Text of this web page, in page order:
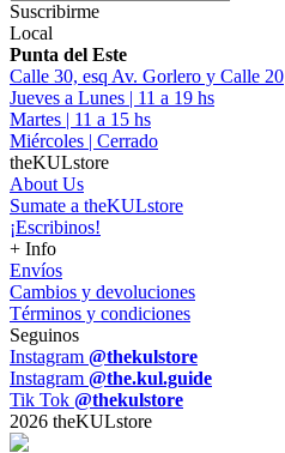
Suscribirme
Local
Punta del Este
Calle 30, esq Av. Gorlero y Calle 20
Jueves a Lunes | 11 a 19 hs
Martes | 11 a 15 hs
Miércoles | Cerrado
theKULstore
About Us
Sumate a theKULstore
¡Escribinos!
+ Info
Envíos
Cambios y devoluciones
Términos y condiciones
Seguinos
Instagram @thekulstore
Instagram @the.kul.guide
Tik Tok @thekulstore
2026 theKULstore